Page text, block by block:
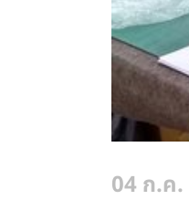
04 ก.ค.